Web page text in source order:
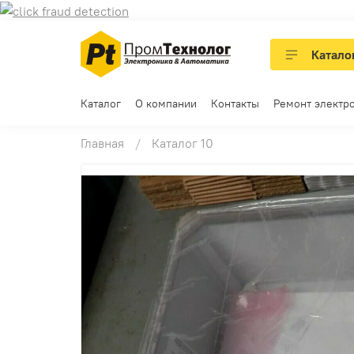
Каталог О компании Контакты Ремонт
Главная Каталог 10